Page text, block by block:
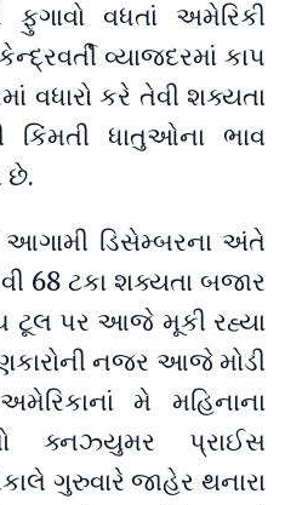
વધતાં અમેરિકી
વ્યાજદરમાં કાપ
વધારો કરે તેવી શક્યતા
કિંમતી ધાતુઓના ભાવ
છે.
આગામી ડિસેમ્બરના અંતે
68 ટકા શક્યતા બજાર
ટૂલ પર આજે મૂકી રહ્યા
નજર આજે મોડી
મે મહિનાના
ક્નઝ્યુમર પ્રાઈસ
ગુરુવારે જાહેર થનારા